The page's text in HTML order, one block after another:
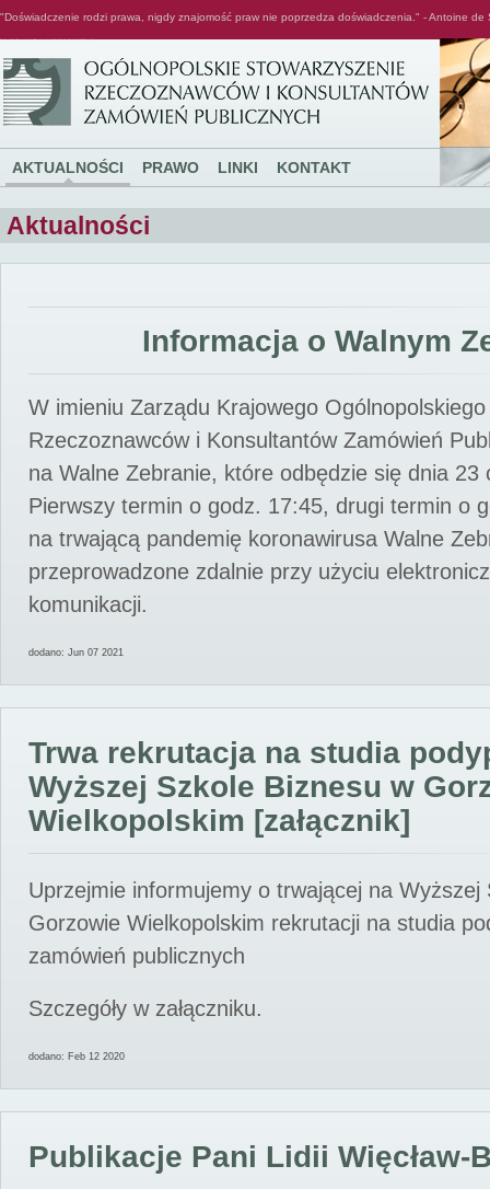
"Doświadczenie rodzi prawa, nigdy znajomość praw nie poprzedza doświadczenia." - Antoine de
AKTUALNOŚCI PRAWO LINKI KONTAKT
Aktualności
Informacja o Walnym
W imieniu Zarządu Krajowego
Rzeczoznawców i Konsultantów Zamówień
na Walne Zebranie, które odbędzie się dnia 23
Pierwszy termin o godz. 17:45, drugi termin o
na trwającą pandemię koronawirusa Walne
przeprowadzone zdalnie przy użyciu
komunikacji.
dodano: Jun 07 2021
Trwa rekrutacja na studia
Wyższej Szkole Biznesu w
Wielkopolskim [załącznik]
Uprzejmie informujemy o trwającej na Wyższej
Gorzowie Wielkopolskim rekrutacji na studia
zamówień publicznych
Szczegóły w załączniku.
dodano: Feb 12 2020
Publikacje Pani Lidii Więcław-